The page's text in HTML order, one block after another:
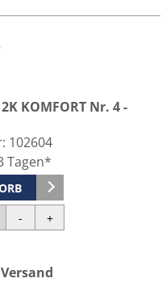
KOMFORT Nr. 4 -
102604
Tagen*
Versand